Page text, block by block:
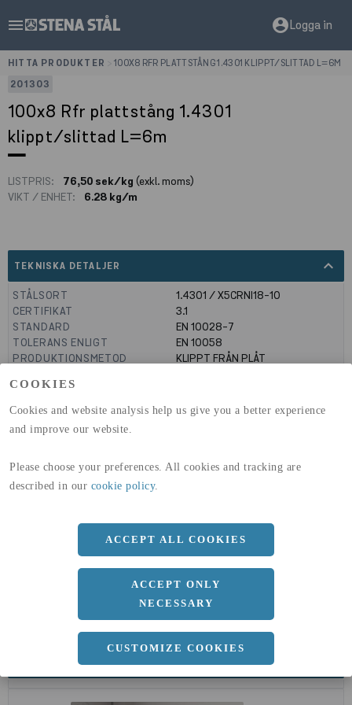
COOKIES
Cookies and website analysis help us give you a better experience
and improve our website.
Please choose your preferences. All cookies and tracking are
described in our cookie policy.
ACCEPT ALL COOKIES
ACCEPT ONLY
NECESSARY
CUSTOMIZE COOKIES
menu account_circleLogga in
HITTA PRODUKTER
100X8 RFR PLATTSTÅNG 1.4301 KLIPPT/SLITTAD L=6M
201303
100x8 Rfr plattstång 1.4301
klippt/slittad L=6m
LISTPRIS: 76,50 sek/kg (exkl. moms)
VIKT / ENHET:
6.28 kg/m
TEKNISKA DETALJER expand_less
STÅLSORT
1.4301 / X5CRNI18-10
CERTIFIKAT
3.1
STANDARD
EN 10028-7
TOLERANS ENLIGT
EN 10058
PRODUKTIONSMETOD
KLIPPT FRÅN PLÅT
(A1-A3)
GLOBAL WARMING POTENTIAL 32,5kg co2-eq./ton
b
8 MM
Längd